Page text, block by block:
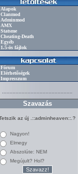
Alapok
Clanmod
Adminmod
AMX
Statsme
Cheating-Death
Egyéb
1.5-ös fájlok
Fórum
Elérhetőségek
Impresszum